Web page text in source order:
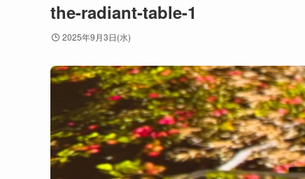
the-radiant-table-1
2025年9月3日(水)